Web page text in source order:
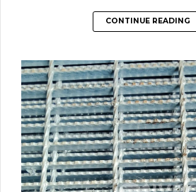
CONTINUE READING